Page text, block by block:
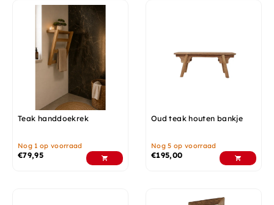
Teak handdoekrek
Nog 1 op voorraad
€79,95
Oud teak houten bankje
Nog 5 op voorraad
€195,00